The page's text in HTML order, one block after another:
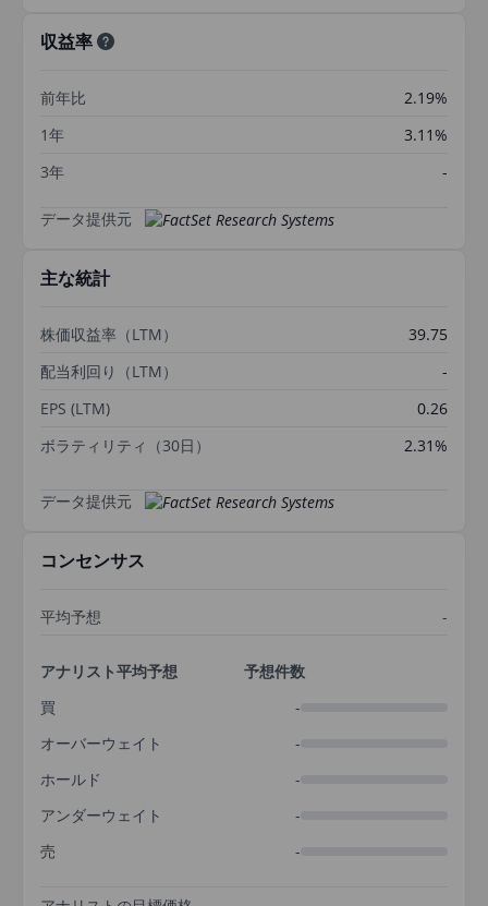
収益率
前年比
2.19%
1年
3.11%
3年
-
データ提供元
主な統計
株価収益率（LTM）
39.75
配当利回り（LTM）
-
EPS (LTM)
0.26
ボラティリティ（30日）
2.31%
データ提供元
コンセンサス
平均予想 -
アナリスト平均予想
予想件数
買
-
オーバーウェイト
-
ホールド
-
アンダーウェイト
-
売
-